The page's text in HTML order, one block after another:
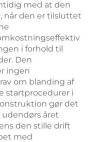
med at den
når den er tilsluttet
i forhold til
Den
ingen
om blanding af
startprocedurer i
gør det
året
den stille drift
med